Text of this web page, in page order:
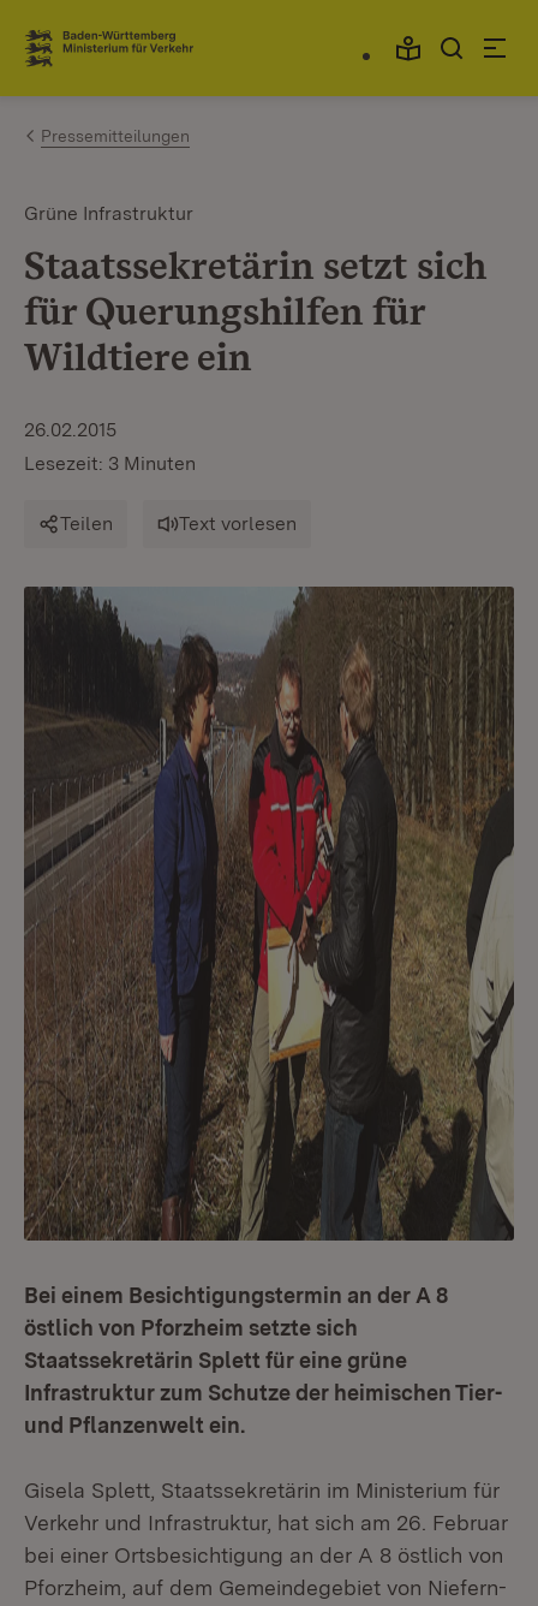
Zum Inhalt springen
Link zur Startseite
Pressemitteilungen
Grüne Infrastruktur
Staatssekretärin setzt sich
für Querungshilfen für
Wildtiere ein
26.02.2015
Lesezeit: 3 Minuten
Teilen Text vorlesen
Bei einem Besichtigungstermin an der A 8
östlich von Pforzheim setzte sich
Staatssekretärin Splett für eine grüne
Infrastruktur zum Schutze der heimischen Tier-
und Pflanzenwelt ein.
Gisela Splett, Staatssekretärin im Ministerium für
Verkehr und Infrastruktur, hat sich am 26. Februar
bei einer Ortsbesichtigung an der A 8 östlich von
Pforzheim, auf dem Gemeindegebiet von Niefern-